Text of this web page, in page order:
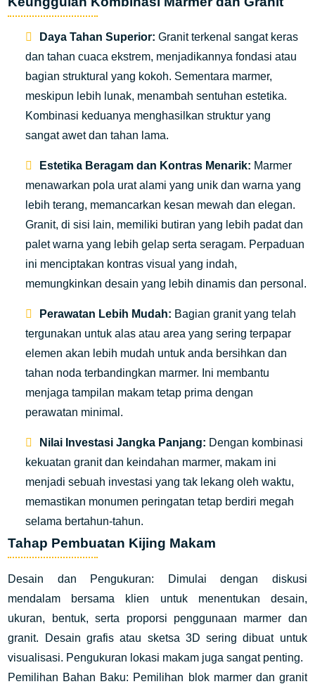
Daya Tahan Superior: Granit terkenal sangat keras
dan tahan cuaca ekstrem, menjadikannya fondasi atau
bagian struktural yang kokoh. Sementara marmer,
meskipun lebih lunak, menambah sentuhan estetika.
Kombinasi keduanya menghasilkan struktur yang
sangat awet dan tahan lama.
Estetika Beragam dan Kontras Menarik: Marmer
menawarkan pola urat alami yang unik dan warna yang
lebih terang, memancarkan kesan mewah dan elegan.
Granit, di sisi lain, memiliki butiran yang lebih padat dan
palet warna yang lebih gelap serta seragam. Perpaduan
ini menciptakan kontras visual yang indah,
memungkinkan desain yang lebih dinamis dan personal.
Perawatan Lebih Mudah: Bagian granit yang telah
tergunakan untuk alas atau area yang sering terpapar
elemen akan lebih mudah untuk anda bersihkan dan
tahan noda terbandingkan marmer. Ini membantu
menjaga tampilan makam tetap prima dengan
perawatan minimal.
Nilai Investasi Jangka Panjang: Dengan kombinasi
kekuatan granit dan keindahan marmer, makam ini
menjadi sebuah investasi yang tak lekang oleh waktu,
memastikan monumen peringatan tetap berdiri megah
selama bertahun-tahun.
Tahap Pembuatan Kijing Makam
Desain dan Pengukuran: Dimulai dengan diskusi
mendalam bersama klien untuk menentukan desain,
ukuran, bentuk, serta proporsi penggunaan marmer dan
granit. Desain grafis atau sketsa 3D sering dibuat untuk
visualisasi. Pengukuran lokasi makam juga sangat penting.
Pemilihan Bahan Baku: Pemilihan blok marmer dan granit